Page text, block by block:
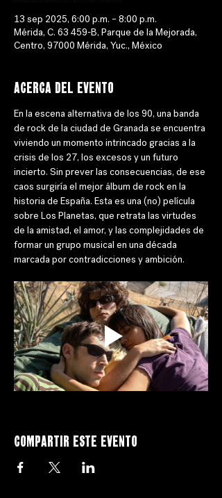
13 sep 2025, 6:00 p.m. – 8:00 p.m.
Mérida, C. 63 459-B, Parque de la Mejorada,
Centro, 97000 Mérida, Yuc., México
Acerca del evento
En la escena alternativa de los 90, una banda
de rock de la ciudad de Granada se encuentra
viviendo un momento intrincado gracias a la
crisis de los 27, los excesos y un futuro
incierto. Sin prever las consecuencias, de ese
caos surgiría el mejor álbum de rock en la
historia de España. Esta es una (no) película
sobre Los Planetas, que retrata las virtudes
de la amistad, el amor, y las complejidades de
formar un grupo musical en una década
marcada por contradicciones y ambición.
Compartir este evento